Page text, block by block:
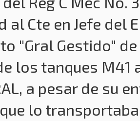
al Cte en Jefe del
"Gral Gestido"
los tanques M41
a pesar de su
lo